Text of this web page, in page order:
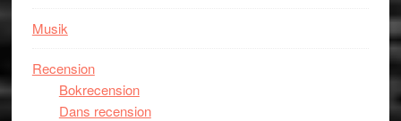
Musik
Recension
Bokrecension
Dans recension